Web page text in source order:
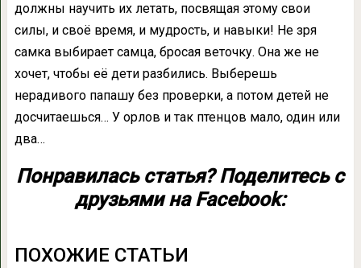
должны научить их летать, посвящая этому свои
силы, и своё время, и мудрость, и навыки! Не зря
самка выбирает самца, бросая веточку. Она же не
хочет, чтобы её дети разбились. Выберешь
нерадивого папашу без проверки, а потом детей не
досчитаешься… У орлов и так птенцов мало, один или
два…
Понравилась статья? Поделитесь с
друзьями на Facebook:
ПОХОЖИЕ СТАТЬИ